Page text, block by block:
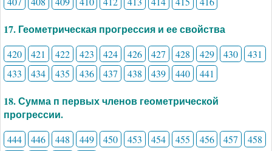
17. Геометрическая прогрессия и ее свойства
420 421 422 423 424 426 427 428 429 430
431
433
434 435 436 437 438 439 440 441
18. Сумма п первых членов геометрической
прогрессии.
444 446 448 449 450 453 454 455 456 457
458